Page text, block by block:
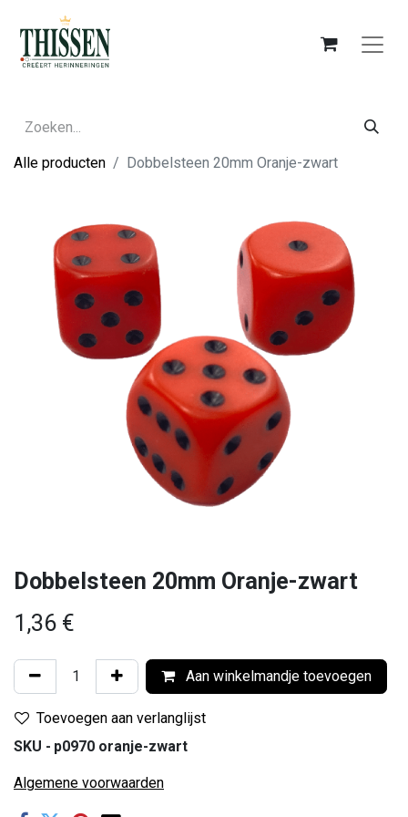
Alle producten Dobbelsteen 20mm Oranje-zwart
Dobbelsteen 20mm Oranje-zwart
1,36 €
Aan winkelmandje toevoegen
Toevoegen aan verlanglijst
SKU - p0970 oranje-zwart
Algemene voorwaarden